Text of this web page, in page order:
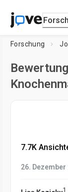
Forschung
7.7K
26. Dezember
1